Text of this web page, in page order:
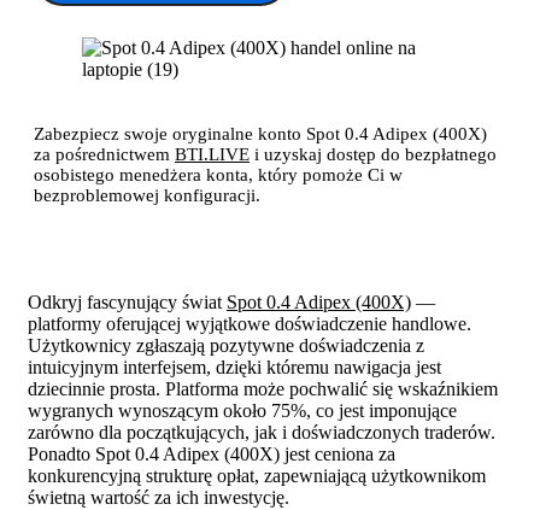
Zabezpiecz swoje oryginalne konto Spot 0.4 Adipex (400X)
za pośrednictwem BTI.LIVE i uzyskaj dostęp do bezpłatnego
osobistego menedżera konta, który pomoże Ci w
bezproblemowej konfiguracji.
Odkryj fascynujący świat Spot 0.4 Adipex (400X) —
platformy oferującej wyjątkowe doświadczenie handlowe.
Użytkownicy zgłaszają pozytywne doświadczenia z
intuicyjnym interfejsem, dzięki któremu nawigacja jest
dziecinnie prosta. Platforma może pochwalić się wskaźnikiem
wygranych wynoszącym około 75%, co jest imponujące
zarówno dla początkujących, jak i doświadczonych traderów.
Ponadto Spot 0.4 Adipex (400X) jest ceniona za
konkurencyjną strukturę opłat, zapewniającą użytkownikom
świetną wartość za ich inwestycję.